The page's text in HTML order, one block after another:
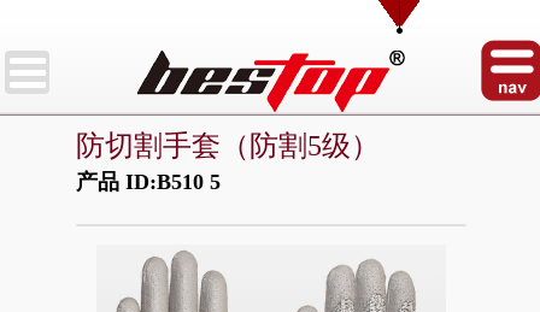
防切割手套（防割5级）
产品 ID:B510 5